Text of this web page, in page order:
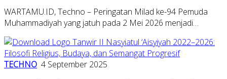
WARTAMU.ID, Techno – Peringatan Milad ke-94 Pemuda
Muhammadiyah yang jatuh pada 2 Mei 2026 menjadi…
TECHNO 4 September 2025